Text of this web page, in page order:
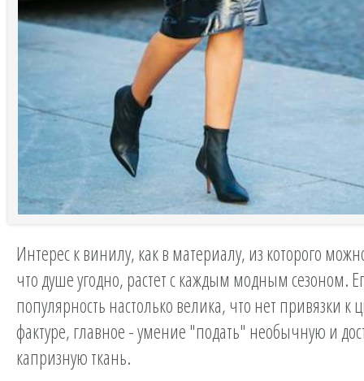
Интерес к винилу, как в материалу, из которого
что душе угодно, растет с каждым модным сезоном.
популярность настолько велика, что нет привязки к
фактуре, главное - умение "подать" необычную и
капризную ткань.